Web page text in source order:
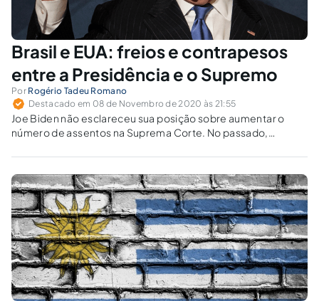
Brasil e EUA: freios e contrapesos
entre a Presidência e o Supremo
Por Rogério Tadeu Romano
Destacado em 08 de Novembro de 2020 às 21:55
Joe Biden não esclareceu sua posição sobre aumentar o
número de assentos na Suprema Corte. No passado,
semelhantes.